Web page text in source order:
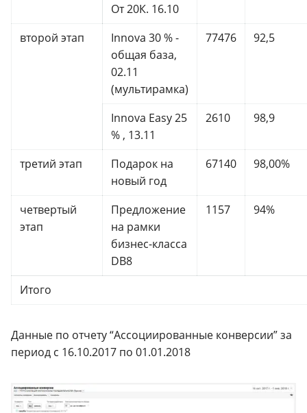
От 20К. 16.10
второй этап
Innova 30 % -
общая база,
02.11
(мультирамка)
77476 92,5
Innova Easy 25
% , 13.11
2610 98,9
третий этап
Подарок на
новый год
67140 98,00%
четвертый
этап
Предложение
на рамки
бизнес-класса
DB8
1157 94%
Итого
Данные по отчету “Ассоциированные конверсии” за
период с 16.10.2017 по 01.01.2018